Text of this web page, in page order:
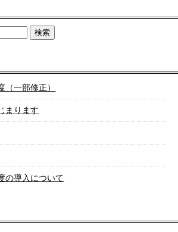
（一部修正）
まります
の導入について